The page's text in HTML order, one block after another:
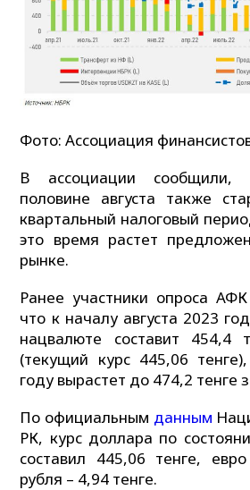
Фото: Ассоциация
В ассоциации
половине августа также
квартальный налоговый
это время растет
рынке.
Ранее участники опроса АФК
что к началу августа 2023
нацвалюте составит 454,4
(текущий курс 445,06
году вырастет до 474,2 тенге
По официальным данным
РК, курс доллара по
составил 445,06 тенге,
рубля – 4,94 тенге.